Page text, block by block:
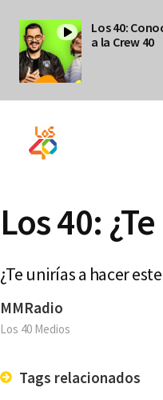
Los 40:
a la Crew 40
Los 40:
¿Te unirías a hacer
MMRadio
Los 40 Medios
Tags relacionados